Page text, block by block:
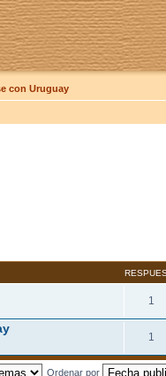
con Uruguay
1
1
Ordenar por